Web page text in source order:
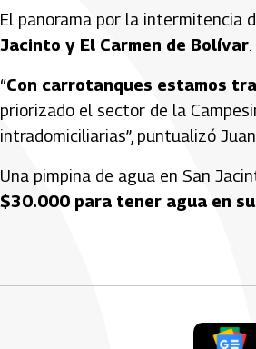
El panorama por la intermitencia
Jacinto y El Carmen de Bolívar.
“Con carrotanques estamos
priorizado el sector de la
intradomiciliarias”, puntualizó
Una pimpina de agua en San
$30.000 para tener agua en